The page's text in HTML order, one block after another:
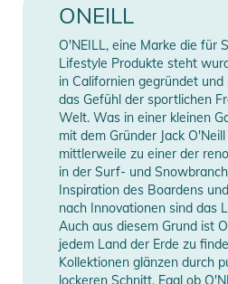
Sicherheitshinweise
Gebrauchsanweisungen,
finden Sie direkt am Produkt.
Material
Länge (Zoll) 12
Länge (cm) 30
Manufacturer
Information
ONEILL
O'NEILL, eine Marke die für
Lifestyle Produkte steht
in Californien gegründet
das Gefühl der sportlichen
Welt. Was in einer kleinen
mit dem Gründer Jack
mittlerweile zu einer der
in der Surf- und
Inspiration des Boardens
nach Innovationen sind das
Auch aus diesem Grund ist
jedem Land der Erde zu
Kollektionen glänzen durch
lockeren Schnitt. Egal ob